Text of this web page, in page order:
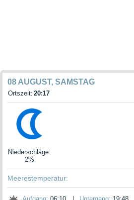
08 AUGUST, SAMSTAG
Ortszeit: 20:17
Niederschläge:
2%
Meerestemperatur: